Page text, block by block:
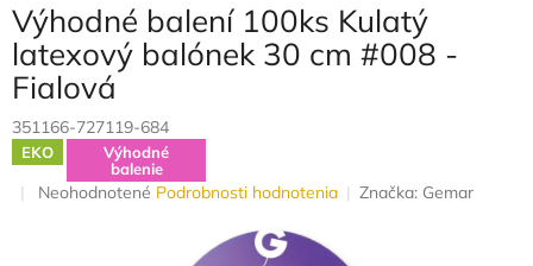
Výhodné balení 100ks Kulatý
latexový balónek 30 cm #008 -
Fialová
351166-727119-684
EKO
Výhodné
balenie
Priemerné
Neohodnotené Podrobnosti hodnotenia Značka: Gemar